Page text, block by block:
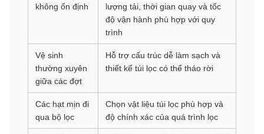
không ổn định
lượng tải, thời gian quay và tốc
độ vận hành phù hợp với quy
trình
Vệ sinh
thường xuyên
giữa các đợt
Hỗ trợ cấu trúc dễ làm sạch và
thiết kế túi lọc có thể tháo rời
Các hạt mịn đi
qua bộ lọc
Chọn vật liệu túi lọc phù hợp và
độ chính xác của quá trình lọc